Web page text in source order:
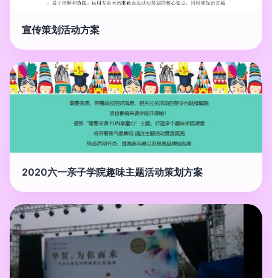
宣传策划活动方案
2020六一亲子学院趣味主题活动策划方案